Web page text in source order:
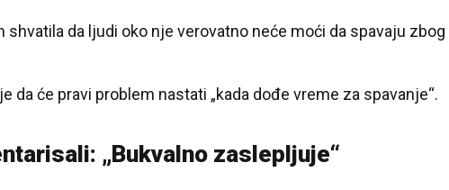
shvatila da ljudi oko nje verovatno neće moći da spavaju zbog
da će pravi problem nastati „kada dođe vreme za spavanje“.
„Bukvalno zaslepljuje“